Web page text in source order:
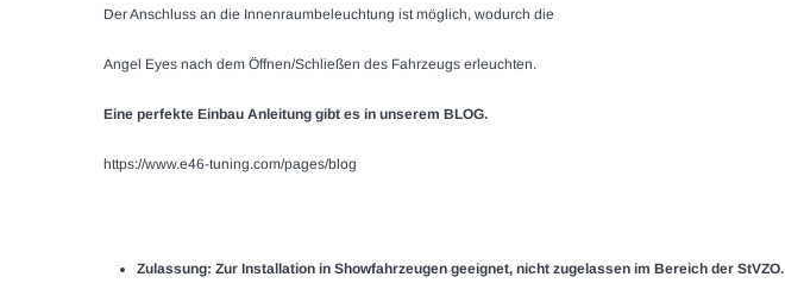
Der Anschluss an die Innenraumbeleuchtung ist möglich, wodurch die
Angel Eyes nach dem Öffnen/Schließen des Fahrzeugs erleuchten.
Eine perfekte Einbau Anleitung gibt es in unserem BLOG.
https://www.e46-tuning.com/pages/blog
Zulassung: Zur Installation in Showfahrzeugen geeignet, nicht zugelassen im Bereich der StVZO.